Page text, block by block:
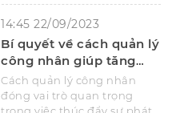
14:45 22/09/2023
Bí quyết về cách quản lý
công nhân giúp tăng
năng suất hiệu quả
Cách quản lý công nhân
đóng vai trò quan trọng